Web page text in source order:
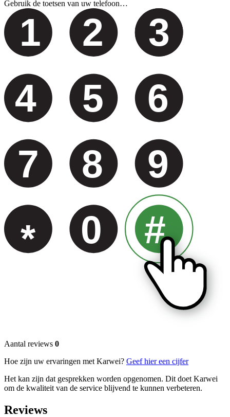
Gebruik de toetsen van uw telefoon…
1 2 3
4 5
6
7
8 9
* 0 #
Aantal reviews 0
Hoe zijn uw ervaringen met Karwei? Geef hier een cijfer
Het kan zijn dat gesprekken worden opgenomen. Dit doet Karwei
om de kwaliteit van de service blijvend te kunnen verbeteren.
Reviews